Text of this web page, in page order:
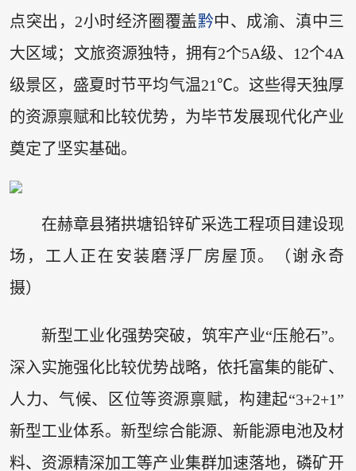
点突出，2小时经济圈覆盖黔中、成渝、滇中三
大区域；文旅资源独特，拥有2个5A级、12个4A
级景区，盛夏时节平均气温21℃。这些得天独厚
的资源禀赋和比较优势，为毕节发展现代化产业
奠定了坚实基础。
在赫章县猪拱塘铅锌矿采选工程项目建设现
场，工人正在安装磨浮厂房屋顶。（谢永奇
摄）
新型工业化强势突破，筑牢产业“压舱石”。
深入实施强化比较优势战略，依托富集的能矿、
人力、气候、区位等资源禀赋，构建起“3+2+1”
新型工业体系。新型综合能源、新能源电池及材
料、资源精深加工等产业集群加速落地，磷矿开